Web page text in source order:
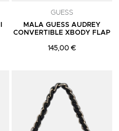
GUESS
MALA GUESS AUDREY
CONVERTIBLE XBODY FLAP
145,00 €